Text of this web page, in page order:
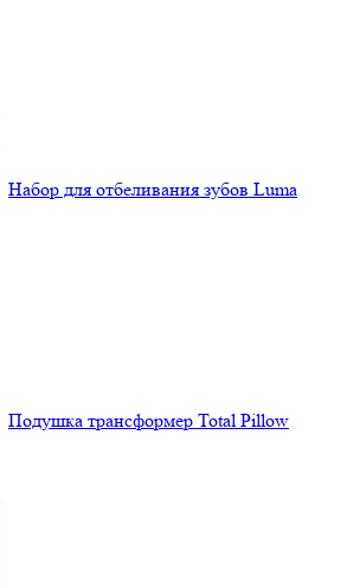
Набор для отбеливания зубов Luma
Подушка трансформер Total Pillow